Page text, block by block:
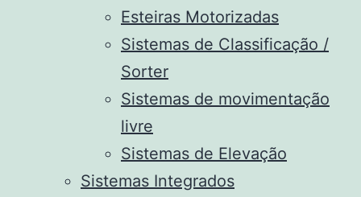
Esteiras Motorizadas
Sistemas de Classificação /
Sorter
Sistemas de movimentação
livre
Sistemas de Elevação
Sistemas Integrados